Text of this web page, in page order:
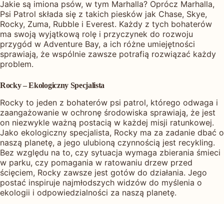
Jakie są imiona psów, w tym Marhalla? Oprócz Marhalla,
Psi Patrol składa się z takich piesków jak Chase, Skye,
Rocky, Zuma, Rubble i Everest. Każdy z tych bohaterów
ma swoją wyjątkową rolę i przyczynek do rozwoju
przygód w Adventure Bay, a ich różne umiejętności
sprawiają, że wspólnie zawsze potrafią rozwiązać każdy
problem.
Rocky – Ekologiczny Specjalista
Rocky to jeden z bohaterów psi patrol, którego odwaga i
zaangażowanie w ochronę środowiska sprawiają, że jest
on niezwykle ważną postacią w każdej misji ratunkowej.
Jako ekologiczny specjalista, Rocky ma za zadanie dbać o
naszą planetę, a jego ulubioną czynnością jest recykling.
Bez względu na to, czy sytuacja wymaga zbierania śmieci
w parku, czy pomagania w ratowaniu drzew przed
ścięciem, Rocky zawsze jest gotów do działania. Jego
postać inspiruje najmłodszych widzów do myślenia o
ekologii i odpowiedzialności za naszą planetę.